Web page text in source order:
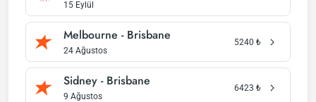
15 Eylül
Melbourne - Brisbane
24 Ağustos
5240 ₺
Sidney - Brisbane
9 Ağustos
6423 ₺